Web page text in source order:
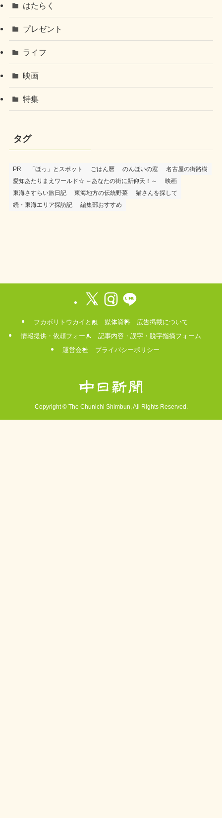
はたらく
プレゼント
ライフ
映画
特集
タグ
PR 「ほっ」とスポット ごはん暦 のんほいの窓
名古屋の街路樹
愛知あたりまえワールド☆ ～あなたの街に新仰天！～
映画
東海さすらい旅日記
東海地方の伝統野菜
猫さんを探して
続・東海エリア探訪記
編集部おすすめ
フカボリトウカイとは 媒体資料
広告掲載について
情報提供・依頼フォーム
記事内容・誤字・脱字指摘フォーム
運営会社
プライバシーポリシー
Copyright ©The Chunichi Shimbun, All Rights Reserved.